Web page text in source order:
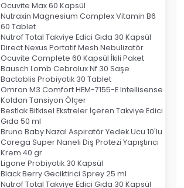
Ocuvite Max 60 Kapsül
Nutraxin Magnesium Complex Vitamin B6
60 Tablet
Nutrof Total Takviye Edici Gıda 30 Kapsül
Direct Nexus Portatif Mesh Nebulizatör
Ocuvite Complete 60 Kapsül İkili Paket
Bausch Lomb Cebrolux Nf 30 Saşe
Bactoblis Probiyotik 30 Tablet
Omron M3 Comfort HEM-7155-E Intellisense
Koldan Tansiyon Ölçer
Bestlak Bitkisel Ekstreler İçeren Takviye Edici
Gıda 50 ml
Bruno Baby Nazal Aspiratör Yedek Ucu 10'lu
Corega Super Naneli Diş Protezi Yapıştırıcı
Krem 40 gr
Ligone Probiyotik 30 Kapsül
Black Berry Geciktirici Sprey 25 ml
Nutrof Total Takviye Edici Gıda 30 Kapsül